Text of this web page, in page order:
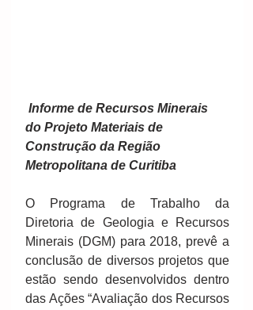
Informe de Recursos Minerais
do Projeto Materiais de
Construção da Região
Metropolitana de Curitiba
O Programa de Trabalho da
Diretoria de Geologia e Recursos
Minerais (DGM) para 2018, prevê a
conclusão de diversos projetos que
estão sendo desenvolvidos dentro
das Ações “Avaliação dos Recursos